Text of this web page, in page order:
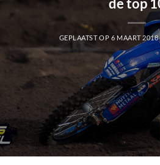
GEPLAATST OP 6 MAART 2018